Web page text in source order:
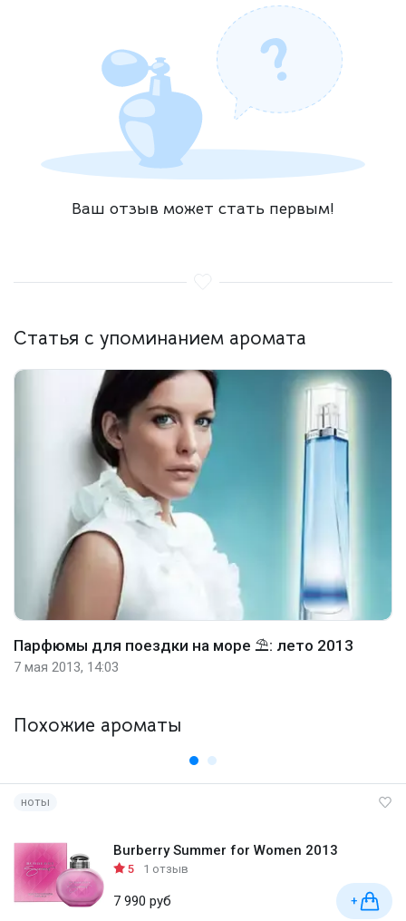
Ваш отзыв может стать первым!
Статья с упоминанием аромата
Парфюмы для поездки на море ⛱️: лето 2013
7 мая 2013, 14:03
Похожие ароматы
ноты
Burberry Summer for Women 2013
5 1 отзыв
7 990 руб +